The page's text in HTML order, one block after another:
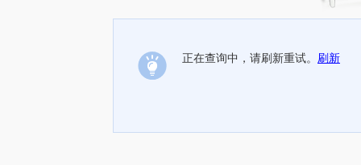
正在查询中，请刷新重试。 刷新